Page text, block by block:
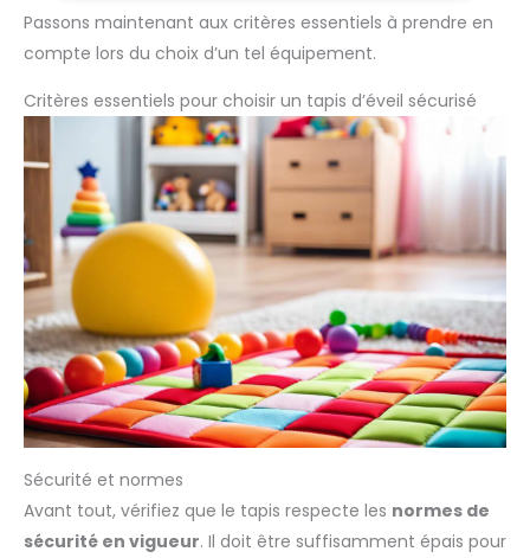
d'eveil bébé Montessori qui stimule la psycho motricite et le
développement sensoriel de vos enfants grace à ses
différents designs.
Passons maintenant aux critères essentiels à prendre en
compte lors du choix d’un tel équipement.
Critères essentiels pour choisir un tapis d’éveil sécurisé
Sécurité et normes
Avant tout, vérifiez que le tapis respecte les normes de
sécurité en vigueur. Il doit être suffisamment épais pour